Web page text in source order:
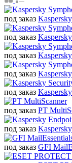
под заказ
под заказ
под заказ
под заказ
под заказ
под заказ PT
под заказ
под заказ GFI